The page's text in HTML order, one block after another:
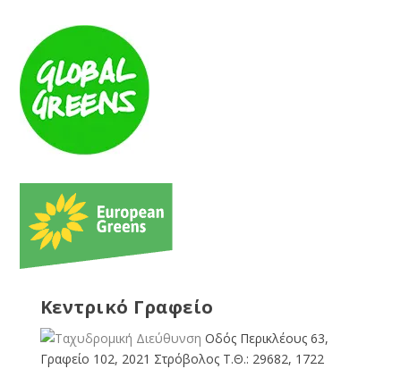
Κεντρικό Γραφείο
Οδός Περικλέους 63,
Γραφείο 102, 2021 Στρόβολος Τ.Θ.: 29682, 1722